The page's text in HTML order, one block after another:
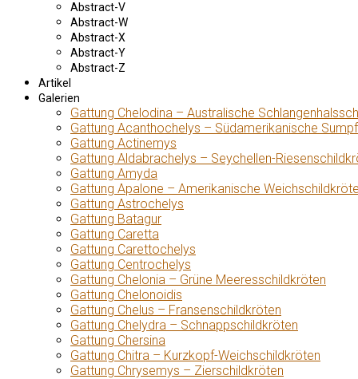
Abstract-V
Abstract-W
Abstract-X
Abstract-Y
Abstract-Z
Artikel
Galerien
Gattung Chelodina – Australische
Gattung Acanthochelys – Südamerikanische
Gattung Actinemys
Gattung Aldabrachelys – Seychellen-
Gattung Amyda
Gattung Apalone – Amerikanische
Gattung Astrochelys
Gattung Batagur
Gattung Caretta
Gattung Carettochelys
Gattung Centrochelys
Gattung Chelonia – Grüne Meeresschildkröten
Gattung Chelonoidis
Gattung Chelus – Fransenschildkröten
Gattung Chelydra – Schnappschildkröten
Gattung Chersina
Gattung Chitra – Kurzkopf-Weichschildkröten
Gattung Chrysemys – Zierschildkröten